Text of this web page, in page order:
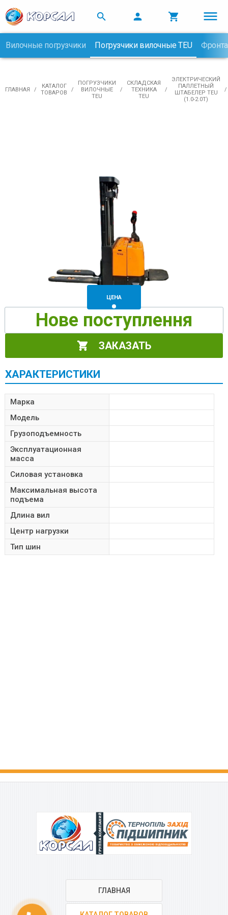
  
Вилочные погрузчики Погрузчики вилочные TEU
ГЛАВНАЯ
КАТАЛОГ
ТОВАРОВ
ПОГРУЗЧИКИ
ВИЛОЧНЫЕ
TEU
СКЛАДСКАЯ
ТЕХНИКА
TEU
ЭЛЕКТРИЧЕСКИЙ
ПАЛЛЕТНЫЙ
ШТАБЕЛЕР TEU
(1.0-2.0T)
Нове поступлення
ЦЕНА
ЗАКАЗАТЬ
ХАРАКТЕРИСТИКИ
Марка
Модель
Грузоподъемность
Эксплуатационная
масса
Силовая установка
Максимальная высота
подъема
Длина вил
Центр нагрузки
Тип шин
ГРУППА КОМПАНИЙ
ГЛАВНАЯ